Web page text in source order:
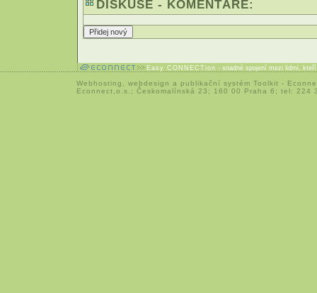
DISKUSE - KOMENTÁŘE:
Easy CONNECTion - snadné spojení mezi lidmi,
Webhosting webdesign a publikační systém Toolkit -
Econnect,o.s.; Českomalínská 23; 160 00 Praha 6; tel: 224